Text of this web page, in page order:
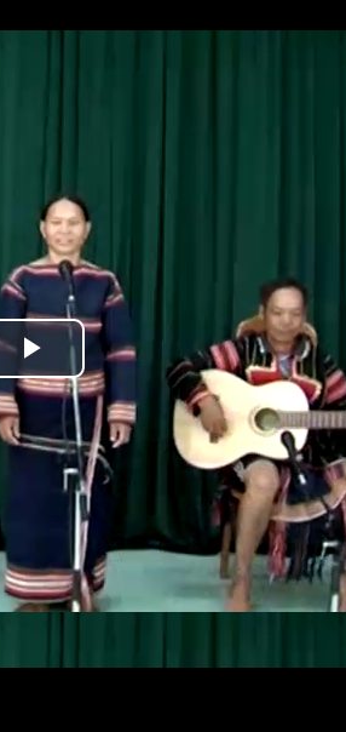
Play
Video